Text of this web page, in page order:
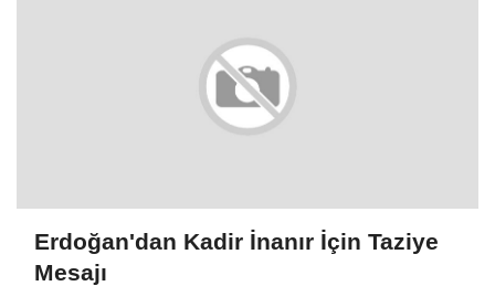
Erdoğan'dan Kadir İnanır İçin Taziye
Mesajı